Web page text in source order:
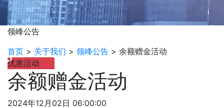
领峰公告
首页 > 关于我们 > 领峰公告 > 余额赠金活动
优惠活动
余额赠金活动
2024年12月02日 06:00:00